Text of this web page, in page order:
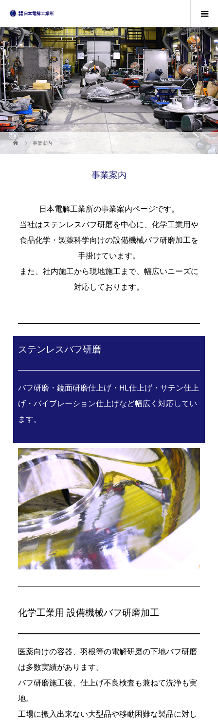
事業案内
事業案内
日本電解工業所の事業案内ページです。
当社はステンレスバフ研磨を中心に、化学工業用や
食品化学・製薬科学向けの設備機械バフ研磨加工を
手掛けています。
また、社内施工から現地施工まで、幅広いニーズに
対応しております。
ステンレスバフ研磨
バフ研磨・鏡面研磨仕上げ・HL仕上げ・サテン仕上
げ・バイブレーション仕上げなど幅広く対応してい
ます。
化学工業用 設備機械バフ研磨加工
医薬向けの容器、羽根等の電解研磨の下地バフ研磨
は多数実績があります。
バフ研磨施工後、仕上げ不良検査も兼ねて洗浄も実
地。
工場に搬入出来ない大型品や移動困難な製品に対し